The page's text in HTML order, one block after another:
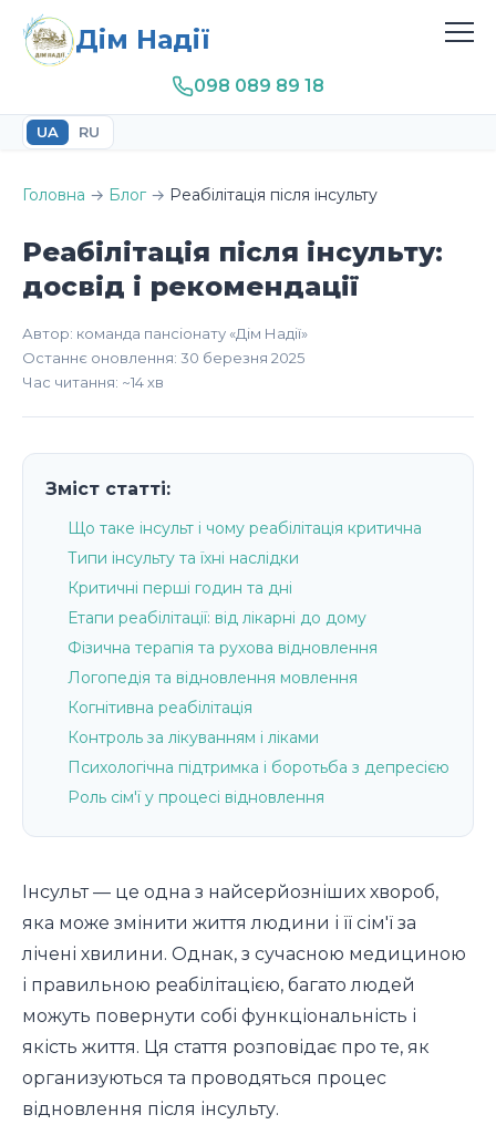
Дім Надії
098 089 89 18
UA RU
Головна → Блог→ Реабілітація після інсульту
Реабілітація після інсульту:
досвід і рекомендації
Автор: команда пансіонату «Дім Надії»
Останнє оновлення: 30 березня 2025
Час читання: ~14 хв
Зміст статті:
Що таке інсульт і чому реабілітація критична
Типи інсульту та їхні наслідки
Критичні перші годин та дні
Етапи реабілітації: від лікарні до дому
Фізична терапія та рухова відновлення
Логопедія та відновлення мовлення
Когнітивна реабілітація
Контроль за лікуванням і ліками
Психологічна підтримка і боротьба з депресією
Роль сім'ї у процесі відновлення
Інсульт — це одна з найсерйозніших хвороб,
яка може змінити життя людини і її сім'ї за
лічені хвилини. Однак, з сучасною медициною
і правильною реабілітацією, багато людей
можуть повернути собі функціональність і
якість життя. Ця стаття розповідає про те, як
организуються та проводяться процес
відновлення після інсульту.